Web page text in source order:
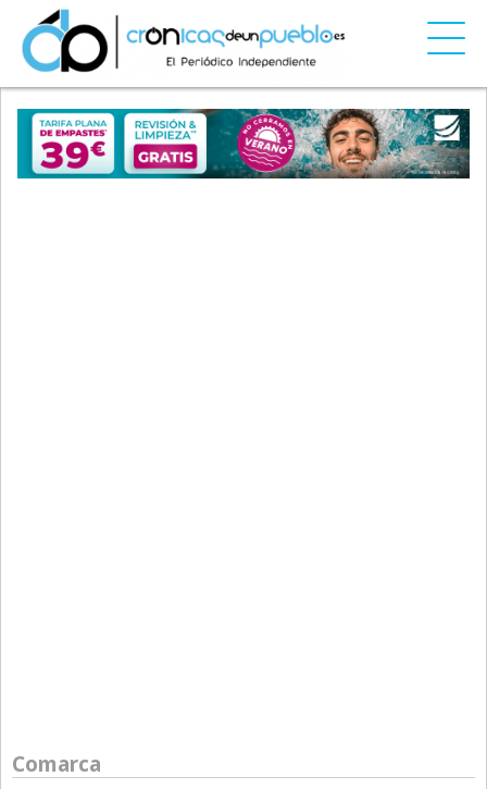
Comarca